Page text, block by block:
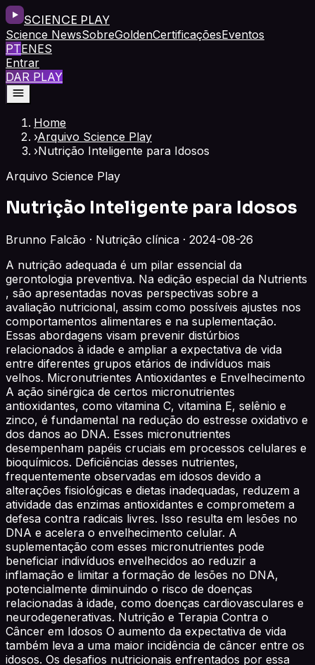
SCIENCE PLAY
Science NewsSobreGoldenCertificaçõesEventos
PTENES
Entrar
DAR PLAY
Home
›Arquivo Science Play
›Nutrição Inteligente para Idosos
Arquivo Science Play
Nutrição Inteligente para Idosos
Brunno Falcão · Nutrição clínica · 2024-08-26
A nutrição adequada é um pilar essencial da
gerontologia preventiva. Na edição especial da Nutrients
, são apresentadas novas perspectivas sobre a
avaliação nutricional, assim como possíveis ajustes nos
comportamentos alimentares e na suplementação.
Essas abordagens visam prevenir distúrbios
relacionados à idade e ampliar a expectativa de vida
entre diferentes grupos etários de indivíduos mais
velhos. Micronutrientes Antioxidantes e Envelhecimento
A ação sinérgica de certos micronutrientes
antioxidantes, como vitamina C, vitamina E, selênio e
zinco, é fundamental na redução do estresse oxidativo e
dos danos ao DNA. Esses micronutrientes
desempenham papéis cruciais em processos celulares e
bioquímicos. Deficiências desses nutrientes,
frequentemente observadas em idosos devido a
alterações fisiológicas e dietas inadequadas, reduzem a
atividade das enzimas antioxidantes e comprometem a
defesa contra radicais livres. Isso resulta em lesões no
DNA e acelera o envelhecimento celular. A
suplementação com esses micronutrientes pode
beneficiar indivíduos envelhecidos ao reduzir a
inflamação e limitar a formação de lesões no DNA,
potencialmente diminuindo o risco de doenças
relacionadas à idade, como doenças cardiovasculares e
neurodegenerativas. Nutrição e Terapia Contra o
Câncer em Idosos O aumento da expectativa de vida
também leva a uma maior incidência de câncer entre os
idosos. Os desafios nutricionais enfrentados por essa